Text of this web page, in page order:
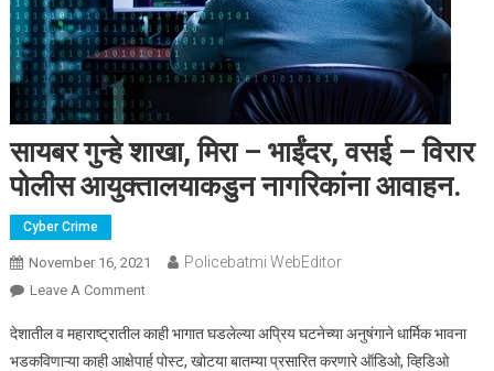
सायबर गुन्हे शाखा, मिरा – भाईंदर, वसई – विरार
पोलीस आयुक्तालयाकडुन नागरिकांना आवाहन.
Cyber Crime
November 16, 2021 Policebatmi WebEditor
Leave A CommentOn सायबर गुन्हे शाखा, मिरा – भाईंदर, वसई – विरार पोलीस
देशातील व महाराष्ट्रातील काही भागात घडलेल्या अप्रिय घटनेच्या अनुषंगाने धार्मिक भावना
भडकविणाऱ्या काही आक्षेपार्ह पोस्ट, खोटया बातम्या प्रसारित करणारे ऑडिओ, व्हिडिओ